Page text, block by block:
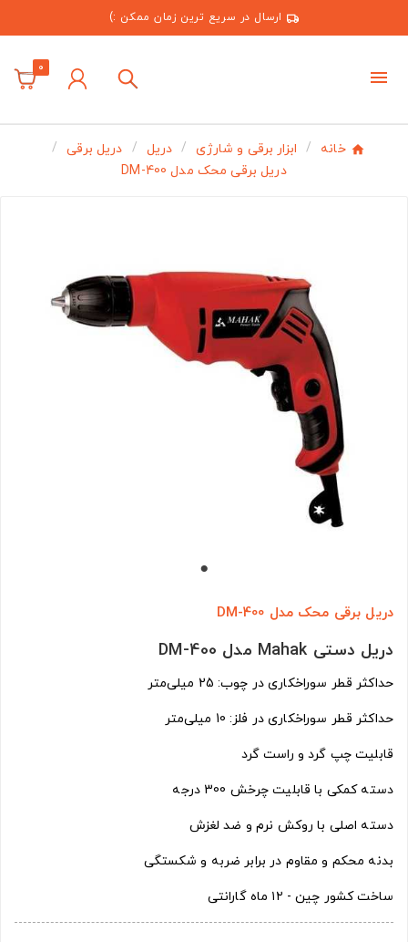
ارسال در سریع ترین زمان ممکن :)
0
خانه ابزار برقی و شارژی دریل
دریل برقی
دریل برقی محک مدل DM-400
دریل برقی محک مدل DM-400
دریل دستی Mahak مدل DM-400
حداکثر قطر سوراخکاری در چوب: 25 میلی‌متر
حداکثر قطر سوراخکاری در فلز: 10 میلی‌متر
قابلیت چپ گرد و راست گرد
دسته کمکی با قابلیت چرخش 300 درجه
دسته اصلی با روکش نرم و ضد لغزش
بدنه محکم و مقاوم در برابر ضربه و شکستگی
ساخت کشور چین - ۱۲ ماه گارانتی